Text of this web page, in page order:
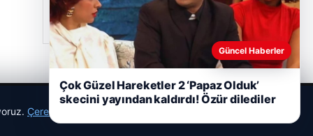
Çerez Politikamız
Güncel Haberler
Çok Güzel Hareketler 2 ‘Papaz Olduk’
skecini yayından kaldırdı! Özür dilediler